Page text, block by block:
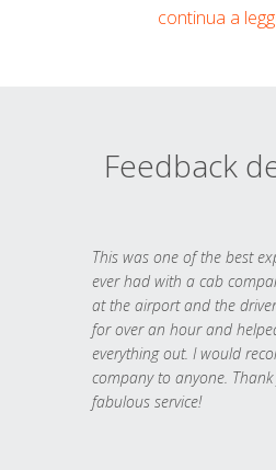
continua a
Feedback
This was one of the best
ever had with a cab
at the airport and the
for over an hour and
everything out. I would
company to anyone.
fabulous service!